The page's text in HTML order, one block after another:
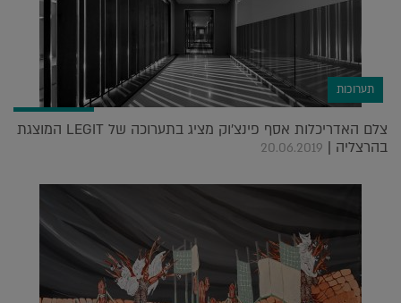
תערוכות
צלם האדריכלות אסף פינצ'וק מציג בתערוכה של LEGIT המוצגת
בהרצליה | 20.06.2019